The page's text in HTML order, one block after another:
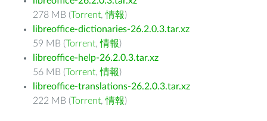
278 MB (Torrent,情報)
libreoffice-dictionaries-26.2.0.3.tar.xz
59 MB (Torrent,情報)
libreoffice-help-26.2.0.3.tar.xz
56 MB (Torrent,情報)
libreoffice-translations-26.2.0.3.tar.xz
222 MB (Torrent,情報)